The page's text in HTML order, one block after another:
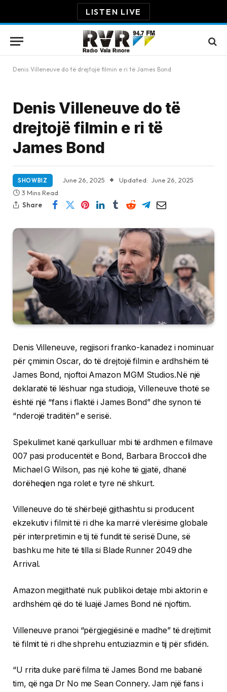
LISTEN LIVE
Denis Villeneuve do të drejtojë filmin e ri të James Bond
Denis Villeneuve do të
drejtojë filmin e ri të
James Bond
SHOWBIZ June 26, 2025 Updated: June 26, 2025
3 Mins Read
Share
Denis Villeneuve, regjisori franko-kanadez i nominuar
për çmimin Oscar, do të drejtojë filmin e ardhshëm të
James Bond, njoftoi Amazon MGM Studios.Në një
deklaratë të lëshuar nga studioja, Villeneuve thotë se
është një “fans i flaktë i James Bond” dhe synon të
“nderojë traditën” e serisë.
Spekulimet kanë qarkulluar mbi të ardhmen e filmave
007 pasi producentët e Bond, Barbara Broccoli dhe
Michael G Wilson, pas një kohe të gjatë, dhanë
dorëheqjen nga rolet e tyre në shkurt.
Villeneuve do të shërbejë gjithashtu si producent
ekzekutiv i filmit të ri dhe ka marrë vlerësime globale
për interpretimin e tij të fundit të serisë Dune, së
bashku me hite të tilla si Blade Runner 2049 dhe
Arrival.
Amazon megjithatë nuk publikoi detaje mbi aktorin e
ardhshëm që do të luajë James Bond në njoftim.
Villeneuve pranoi “përgjegjësinë e madhe” të drejtimit
të filmit të ri dhe shprehu entuziazmin e tij për sfidën.
“U rrita duke parë filma të James Bond me babanë
tim, që nga Dr No me Sean Connery. Jam një fans i